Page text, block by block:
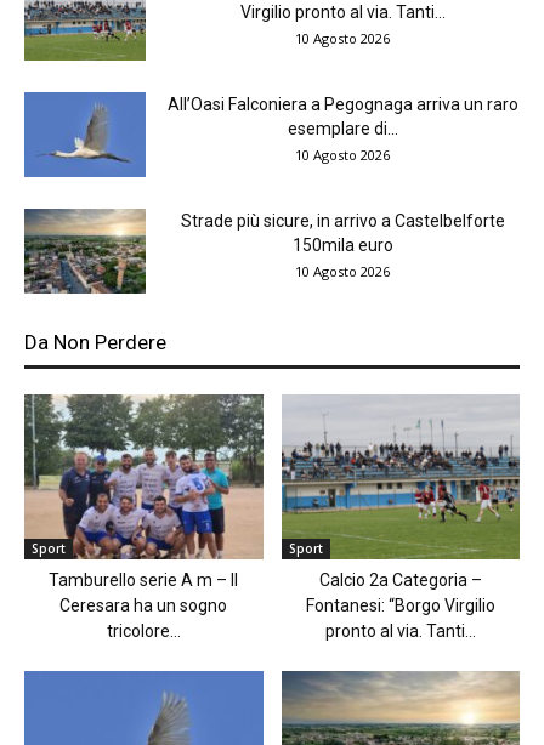
Virgilio pronto al via. Tanti...
10 Agosto 2026
All’Oasi Falconiera a Pegognaga arriva un raro
esemplare di...
10 Agosto 2026
Strade più sicure, in arrivo a Castelbelforte
150mila euro
10 Agosto 2026
Da Non Perdere
Sport
Tamburello serie A m – Il
Ceresara ha un sogno
tricolore...
Sport
Calcio 2a Categoria –
Fontanesi: “Borgo Virgilio
pronto al via. Tanti...